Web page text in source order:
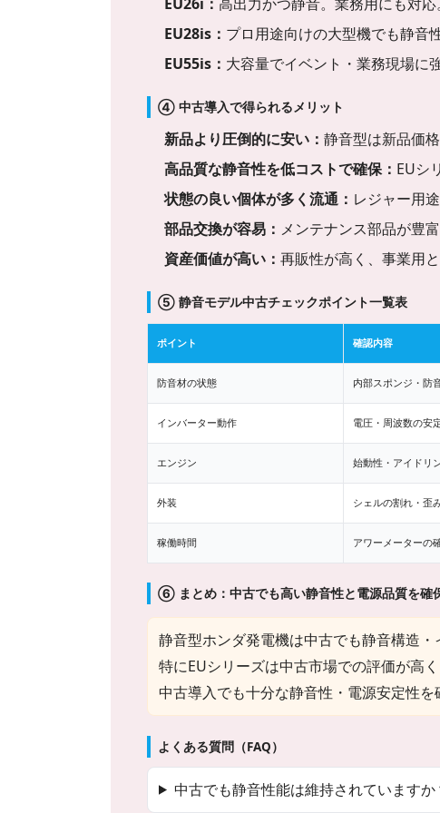
EU28is： プロ用途向けの大型機でも静音
EU55is： 大容量でイベント・業務現場に強
④ 中古導入で得られるメリット
新品より圧倒的に安い：静音型は新品価
高品質な静音性を低コストで確保： EUシ
状態の良い個体が多く流通： レジャー用
部品交換が容易： メンテナンス部品が豊
資産価値が高い：再販性が高く、事業用と
⑤ 静音モデル中古チェックポイント一覧表
ポイント 確認内容
防音材の状態 内部スポンジ・防
インバーター動作 電圧・周波数の安
エンジン 始動性・アイドリ
外装 シェルの割れ・歪
稼働時間 アワーメーターの
⑥ まとめ：中古でも高い静音性と電源品質を確
静音型ホンダ発電機は中古でも静音構造
特にEUシリーズは中古市場での評価が高
中古導入でも十分な静音性・電源安定性
よくある質問（FAQ）
中古でも静音性能は維持されていますか